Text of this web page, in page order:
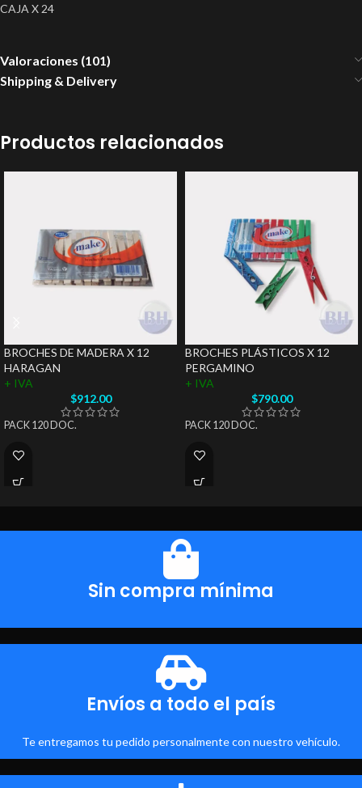
CAJA X 24
Valoraciones (101)
Shipping & Delivery
Productos relacionados
BROCHES DE MADERA X 12
HARAGAN
+ IVA
$912.00
PACK 120 DOC.
BROCHES PLÁSTICOS X 12
PERGAMINO
+ IVA
$790.00
PACK 120 DOC.
Sin compra mínima
Envíos a todo el país
Te entregamos tu pedido personalmente con nuestro vehículo.